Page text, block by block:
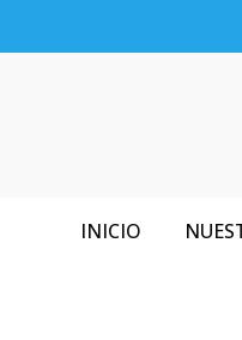
INICIO